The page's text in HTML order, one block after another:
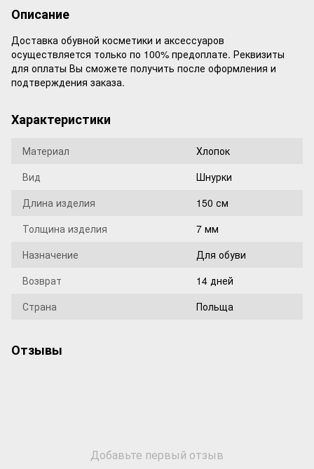
Описание
Доставка обувной косметики и аксессуаров
осуществляется только по 100% предоплате. Реквизиты
для оплаты Вы сможете получить после оформления и
подтверждения заказа.
Характеристики
Материал
Хлопок
Вид
Шнурки
Длина изделия
150 см
Толщина изделия
7 мм
Назначение
Для обуви
Возврат
14 дней
Страна
Польща
Отзывы
Добавьте первый отзыв